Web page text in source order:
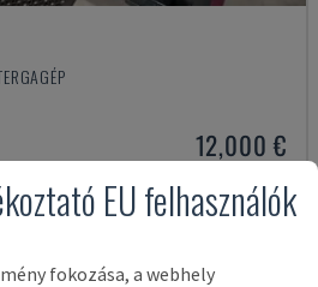
12,000 €
EU felhasználók
fokozása, a webhely